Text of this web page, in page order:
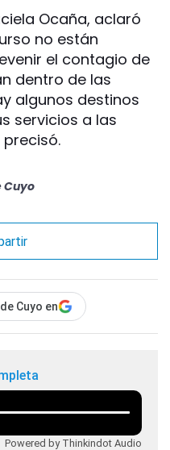
Ocaña, aclaró
no están
el contagio de
dentro de las
algunos destinos
servicios a las
Cuyo
Cuyo en
Powered by Thinkindot Audio